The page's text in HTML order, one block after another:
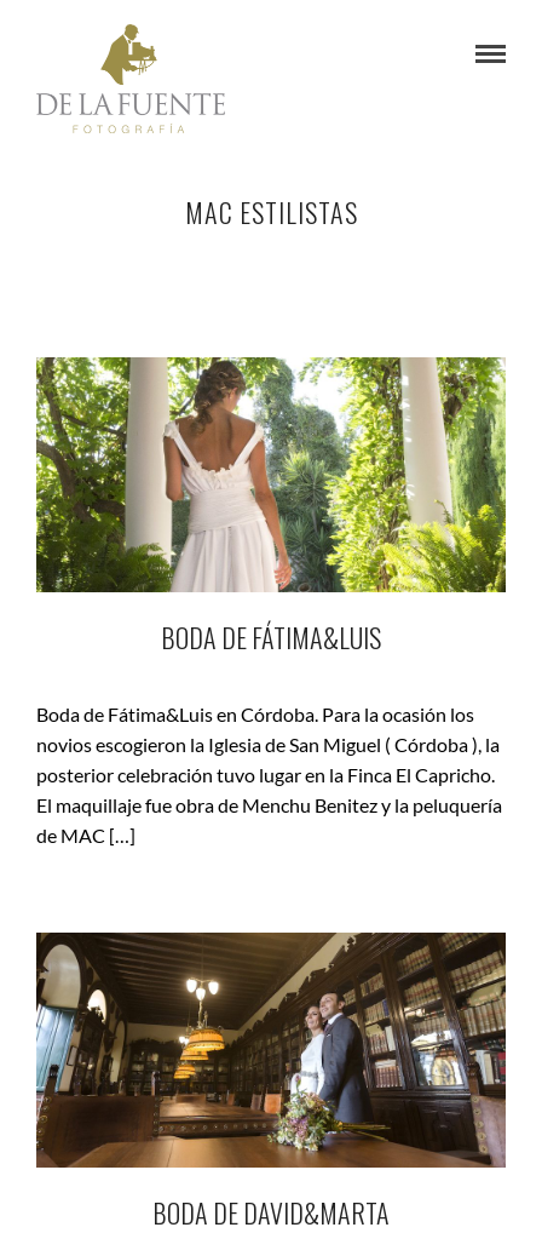
MAC ESTILISTAS
BODA DE FÁTIMA&LUIS
Boda de Fátima&Luis en Córdoba. Para la ocasión los
novios escogieron la Iglesia de San Miguel ( Córdoba ), la
posterior celebración tuvo lugar en la Finca El Capricho.
El maquillaje fue obra de Menchu Benitez y la peluquería
de MAC […]
BODA DE DAVID&MARTA